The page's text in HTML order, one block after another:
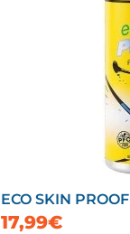
ECO SKIN PROOF
17,99€